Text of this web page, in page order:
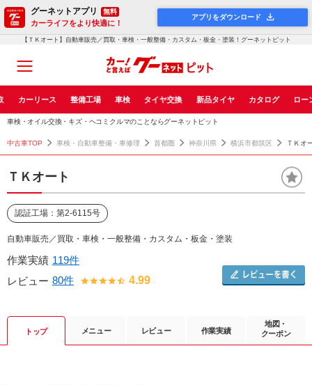
グーネットアプリ 無料
カーライフをより快適に！
アプリをダウンロード
【ＴＫオート】自動車販売／買取・車検・一般整備・カスタム・板金・塗装！グーネットピット
カーリース 整備工場 車検 タイヤ交換 新品タイヤ カタログ ロー
車検・オイル交換・キズ・ヘコミクルマのことならグーネットピット
中古車TOP 車検・自動車整備・車修理 首都圏 神奈川県 横浜市都筑区 ＴＫオ
ＴＫオート
認証工場：第2-6115号
自動車販売／買取・車検・一般整備・カスタム・板金・塗装
作業実績 119件
レビュー 80件 4.99
トップ メニュー レビュー 作業実績
地図・
クーポン